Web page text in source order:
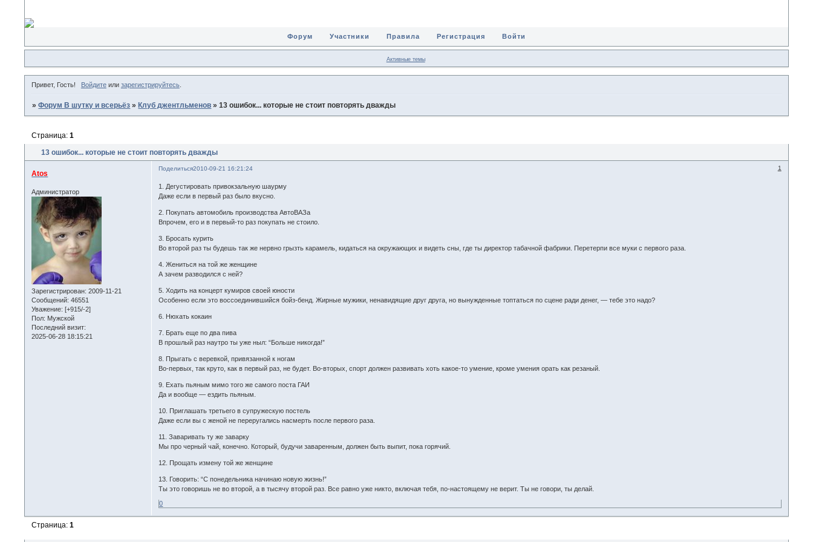
Форум Участники Правила Регистрация Войти
Активные темы
Привет, Гость! Войдитеили зарегистрируйтесь.
»Форум В шутку и всерьёз » Клуб джентльменов »13 ошибок... которые не стоит повторять дважды
13 ошибок... которые не стоит повторять дважды
Страница:1
Поделиться 1
2010-09-21 16:21:24
Atos
Администратор
Зарегистрирован: 2009-11-21
Сообщений: 46551
Уважение: [+915/-2]
Пол: Мужской
Последний визит:
2025-06-28 18:15:21
1. Дегустировать привокзальную шаурму
Даже если в первый раз было вкусно.
2. Покупать автомобиль производства АвтоВАЗа
Впрочем, его и в первый-то раз покупать не стоило.
3. Бросать курить
Во второй раз ты будешь так же нервно грызть карамель, кидаться на окружающих и видеть сны, где ты директор табачной фабрики. Перетерпи все муки с первого раза.
4. Жениться на той же женщине
А зачем разводился с ней?
5. Ходить на концерт кумиров своей юности
Особенно если это воссоединившийся бойз-бенд. Жирные мужики, ненавидящие друг друга, но вынужденные топтаться по сцене ради денег, — тебе это надо?
6. Нюхать кокаин
7. Брать еще по два пива
В прошлый раз наутро ты уже ныл: “Больше никогда!”
8. Прыгать с веревкой, привязанной к ногам
Во-первых, так круто, как в первый раз, не будет. Во-вторых, спорт должен развивать хоть какое-то умение, кроме умения орать как резаный.
9. Ехать пьяным мимо того же самого поста ГАИ
Да и вообще — ездить пьяным.
10. Приглашать третьего в супружескую постель
Даже если вы с женой не переругались насмерть после первого раза.
11. Заваривать ту же заварку
Мы про черный чай, конечно. Который, будучи заваренным, должен быть выпит, пока горячий.
12. Прощать измену той же женщине
13. Говорить: “С понедельника начинаю новую жизнь!”
Ты это говоришь не во второй, а в тысячу второй раз. Все равно уже никто, включая тебя, по-настоящему не верит. Ты не говори, ты делай.
0
Страница:1